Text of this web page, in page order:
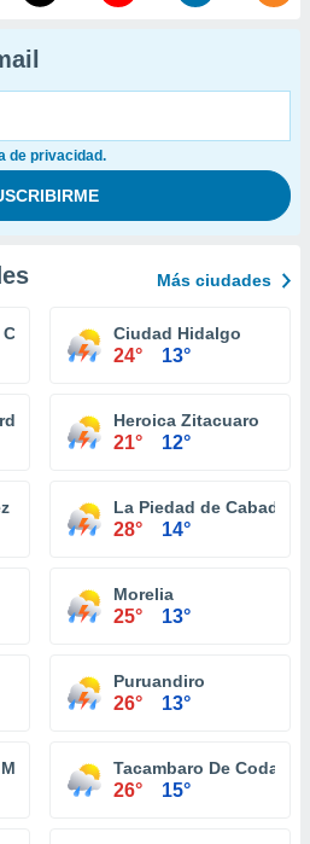
de privacidad.
Más ciudades
Ciudad Hidalgo
24° 13°
Heroica Zitacuaro
21° 12°
La Piedad de Cabadas
28° 14°
Morelia
25° 13°
Puruandiro
26° 13°
MorelosTacambaro De Codallos
26° 15°